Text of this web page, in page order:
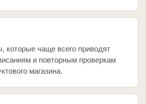
которые чаще всего приводят
и повторным проверкам
магазина.